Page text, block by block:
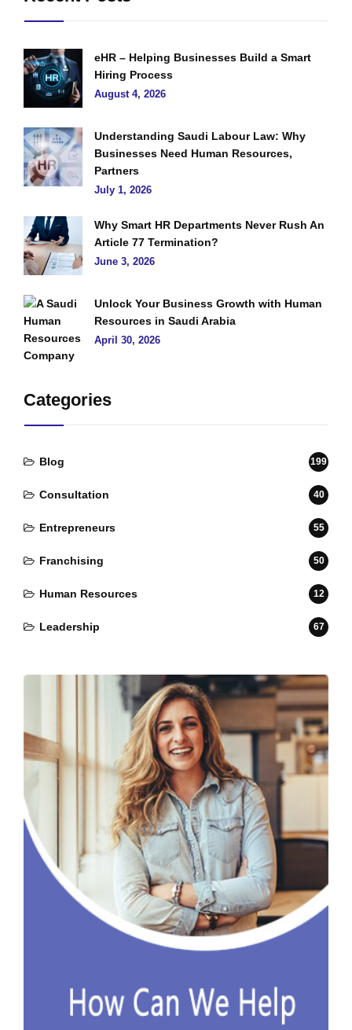
eHR – Helping Businesses Build a Smart
Hiring Process
August 4, 2026
Understanding Saudi Labour Law: Why
Businesses Need Human Resources,
Partners
July 1, 2026
Why Smart HR Departments Never Rush An
Article 77 Termination?
June 3, 2026
Unlock Your Business Growth with Human
Resources in Saudi Arabia
April 30, 2026
Categories
Blog 199
Consultation 40
Entrepreneurs 55
Franchising 50
Human Resources 12
Leadership 67